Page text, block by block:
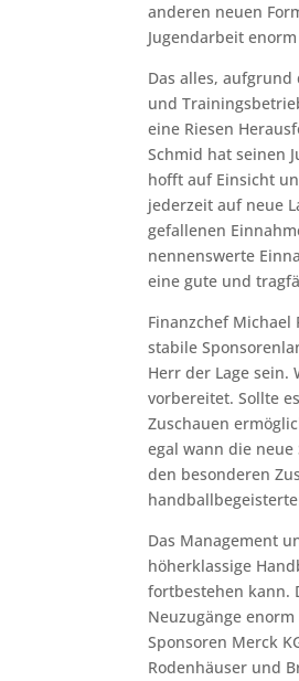
anderen neuen
Jugendarbeit
Das alles,
und
eine Riesen
Schmid hat seinen
hofft auf Einsicht
jederzeit auf neue
gefallenen
nennenswerte
eine gute und
Finanzchef Michael
stabile
Herr der Lage
vorbereitet. Sollte
Zuschauen
egal wann die
den besonderen
Das Management
höherklassige
fortbestehen kann.
Neuzugänge
Sponsoren Merck
Rodenhäuser und